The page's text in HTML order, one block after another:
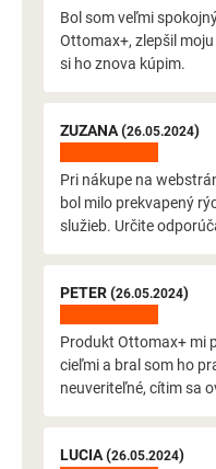
Bol som veľmi
Ottomax+, zlepšil
si ho znova kúpim.
ZUZANA (26.05.2024)
Pri nákupe na
bol milo prekvapený
služieb. Určite
PETER (26.05.2024)
Produkt Ottomax+ mi
cieľmi a bral som ho
neuveriteľné, cítim sa
LUCIA (26.05.2024)